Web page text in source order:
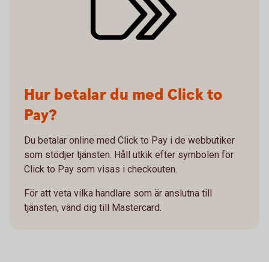
Hur betalar du med Click to
Pay?
Du betalar online med Click to Pay i de webbutiker
som stödjer tjänsten. Håll utkik efter symbolen för
Click to Pay som visas i checkouten.
För att veta vilka handlare som är anslutna till
tjänsten, vänd dig till Mastercard.